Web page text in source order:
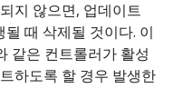
지 않으면, 업데이트
될 때 삭제될 것이다. 이
은 컨트롤러가 활성
하도록 할 경우 발생한